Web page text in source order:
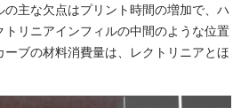
主な欠点はプリント時間の増加で、ハ
トリニアインフィルの中間のような位置
ブの材料消費量は、レクトリニアとほ